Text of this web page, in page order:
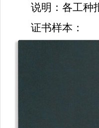
说明：各工种
证书样本：